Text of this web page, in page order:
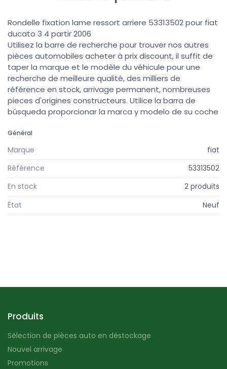
Rondelle fixation lame ressort arriere 53313502 pour fiat
ducato 3 4 partir 2006
Utilisez la barre de recherche pour trouver nos autres
pièces automobiles acheter à prix discount, il suffit de
taper la marque et le modèle du véhicule pour une
recherche de meilleure qualité, des milliers de
référence en stock, arrivage permanent, nombreuses
pieces d'origines constructeurs. Utilice la barra de
búsqueda proporcionar la marca y modelo de su coche
Général
Marque
fiat
Référence
53313502
En stock
2 produits
État
Neuf
Produits
Sélection de pièces auto en déstockage
Nouvel arrivage
Promotions